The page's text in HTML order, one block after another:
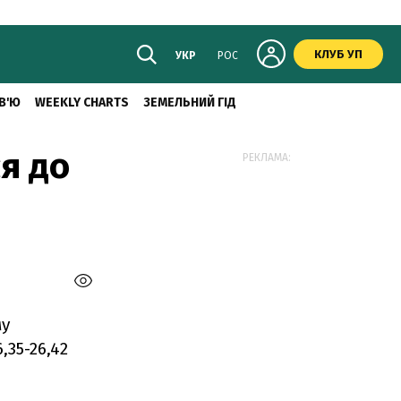
УКР РОС КЛУБ УП
WEEKLY CHARTS ЗЕМЕЛЬНИЙ ГІД
до
26,42
РЕКЛАМА: